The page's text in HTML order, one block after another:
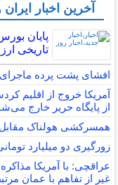
آخرین اخبار
تاریخی
افشای پشت پرده
آمریکا خروج از اقلیم
از پایگاه حریر خارج
همسرکشی هولناک
زورگیری دو میلیارد
عراقچی: با آمریکا
غیر از تفاهم با عمان